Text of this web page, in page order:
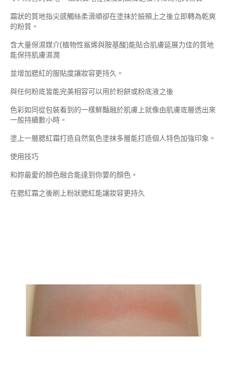
霜狀的質地指尖感觸絲柔滑順卻在塗抹於臉頰上之後立即轉為乾爽
的粉質。
含大量保濕媒介(植物性鯊烯與胺基酸)能貼合肌膚延展力佳的質地
能保持肌膚濕潤
並增加腮紅的服貼度讓妝容更持久。
與任何粉底皆能完美相容可以用於粉餅或粉底液之後
色彩如同從包裝看到的一樣鮮豔融於肌膚上就像由肌膚底層透出來
一般持續數小時。
塗上一層腮紅霜打造自然氣色塗抹多層能打造個人特色加強印象。
使用技巧
和妳最愛的顏色融合能達到你要的顏色。
在腮紅霜之後刷上粉狀腮紅能讓妝容更持久